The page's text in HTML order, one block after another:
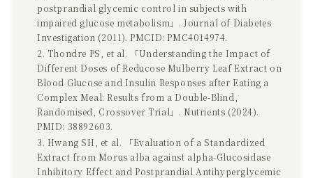
postprandial glycemic control in subjects with
impaired glucose metabolism」. Journal of Diabetes
Investigation (2011). PMCID: PMC4014974.
Thondre PS, et al. 「Understanding the Impact of
Different Doses of Reducose Mulberry Leaf Extract on
Blood Glucose and Insulin Responses after Eating a
Complex Meal: Results from a Double-Blind,
Randomised, Crossover Trial」. Nutrients (2024).
PMID: 38892603.
Hwang SH, et al. 「Evaluation of a Standardized
Extract from Morus alba against alpha-Glucosidase
Inhibitory Effect and Postprandial Antihyperglycemic